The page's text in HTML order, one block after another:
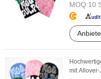
MOQ:10
mit